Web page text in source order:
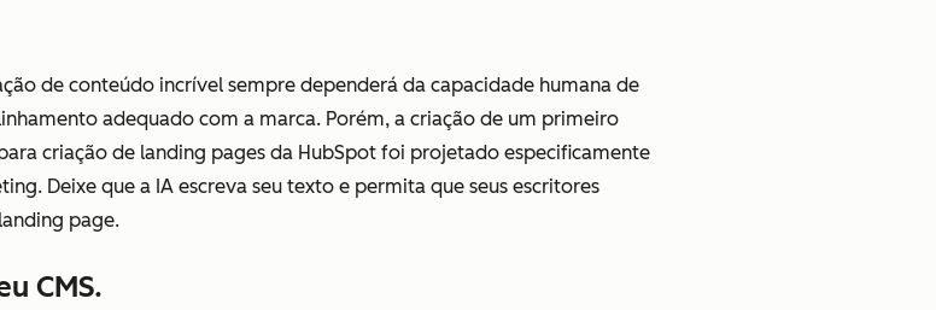
de conteúdo incrível sempre dependerá da capacidade humana de
adequado com a marca. Porém, a criação de um primeiro
criação de landing pages da HubSpot foi projetado especificamente
Deixe que a IA escreva seu texto e permita que seus escritores
page.
CMS.